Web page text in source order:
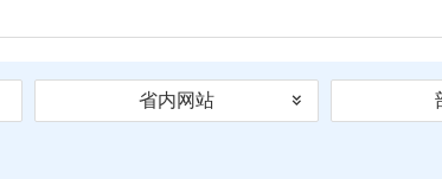
省内网站